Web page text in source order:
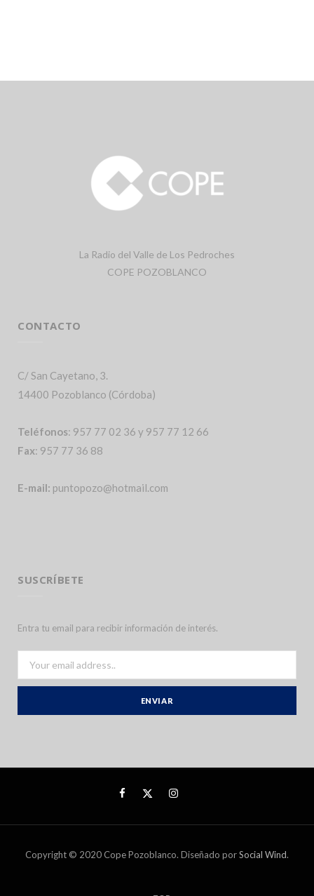
La Radio del Valle de Los Pedroches
COPE POZOBLANCO
CONTACTO
C/ San Cayetano, 3.
14400 Pozoblanco (Córdoba)
Teléfonos: 957 77 02 36 y 957 77 12 66
Fax: 957 77 36 88
E-mail: puntopozo@hotmail.com
SUSCRÍBETE
Entra tu email para recibir información de interés.
Copyright © 2020 Cope Pozoblanco. Diseñado porSocial Wind.